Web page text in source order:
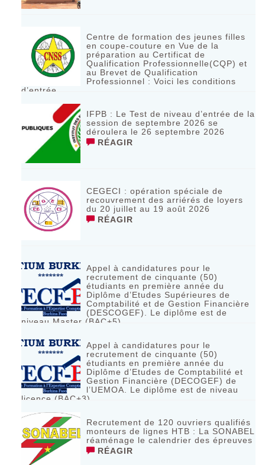
Centre de formation des jeunes filles
en coupe-couture en Vue de la
préparation au Certificat de
Qualification Professionnelle(CQP) et
au Brevet de Qualification
Professionnel : Voici les conditions
d’entrée
IFPB : Le Test de niveau d’entrée de la
session de septembre 2026 se
déroulera le 26 septembre 2026
RÉAGIR
CEGECI : opération spéciale de
recouvrement des arriérés de loyers
du 20 juillet au 19 août 2026
RÉAGIR
Appel à candidatures pour le
recrutement de cinquante (50)
étudiants en première année du
Diplôme d’Etudes Supérieures de
Comptabilité et de Gestion Financière
(DESCOGEF). Le diplôme est de
niveau Master (BAC+5)
Appel à candidatures pour le
recrutement de cinquante (50)
étudiants en première année du
Diplôme d’Etudes de Comptabilité et
Gestion Financière (DECOGEF) de
l’UEMOA. Le diplôme est de niveau
licence (BAC+3)
Recrutement de 120 ouvriers qualifiés
monteurs de lignes HTB : La SONABEL
réaménage le calendrier des épreuves
RÉAGIR